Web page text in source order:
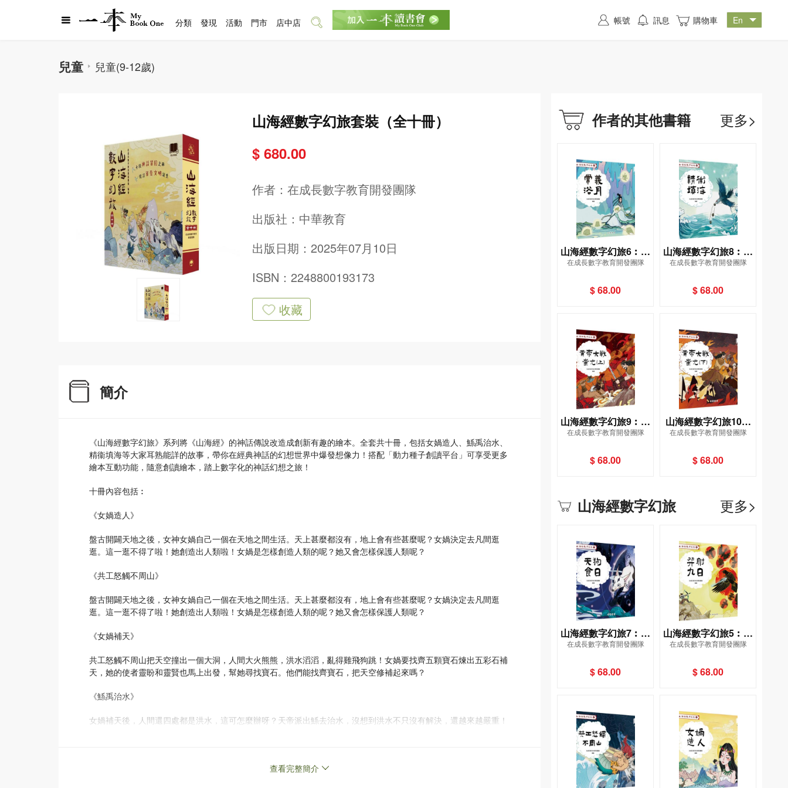
兒童 兒童(9-12歲)
山海經數字幻旅套裝（全十冊）
$ 680.00
作者： 在成長數字教育開發團隊
出版社： 中華教育
出版日期：2025年07月10日
ISBN：2248800193173
收藏
簡介
《山海經數字幻旅》系列將《山海經》的神話傳說改造成創新有趣的繪本。全套共十冊，包括女媧造人、鯀禹治水、
精衞填海等大家耳熟能詳的故事，帶你在經典神話的幻想世界中爆發想像力！搭配「動力種子創讀平台」可享受更多
繪本互動功能，隨意創讀繪本，踏上數字化的神話幻想之旅！
十冊內容包括︰
《女媧造人》
盤古開闢天地之後，女神女媧自己一個在天地之間生活。天上甚麼都沒有，地上會有些甚麼呢？女媧決定去凡間逛
逛。這一逛不得了啦！她創造出人類啦！女媧是怎樣創造人類的呢？她又會怎樣保護人類呢？
《共工怒觸不周山》
盤古開闢天地之後，女神女媧自己一個在天地之間生活。天上甚麼都沒有，地上會有些甚麼呢？女媧決定去凡間逛
逛。這一逛不得了啦！她創造出人類啦！女媧是怎樣創造人類的呢？她又會怎樣保護人類呢？
《女媧補天》
共工怒觸不周山把天空撞出一個大洞，人間大火熊熊，洪水滔滔，亂得雞飛狗跳！女媧要找齊五顆寶石煉出五彩石補
天，她的使者靈盼和靈賢也馬上出發，幫她尋找寶石。他們能找齊寶石，把天空修補起來嗎？
《鯀禹治水》
女媧補天後，人間還四處都是洪水，這可怎麼辦呀？天帝派出鯀去治水，沒想到洪水不只沒有解決，還越來越嚴重！
查看完整簡介
作者的其他書籍 更多>
山海經數字幻旅6︰常
羲浴月
在成長數字教育開發團隊
$ 68.00
山海經數字幻旅8︰精
衞填海
在成長數字教育開發團隊
$ 68.00
山海經數字幻旅9︰黃
帝大戰蚩尤（上）
在成長數字教育開發團隊
$ 68.00
山海經數字幻旅10︰
黃帝大戰蚩尤（下）
在成長數字教育開發團隊
$ 68.00
山海經數字幻旅 更多>
山海經數字幻旅7︰天
狗食日
在成長數字教育開發團隊
$ 68.00
山海經數字幻旅5︰羿
射九日
在成長數字教育開發團隊
$ 68.00
分類 發現 活動 門市 店中店 帳號 訊息 購物車